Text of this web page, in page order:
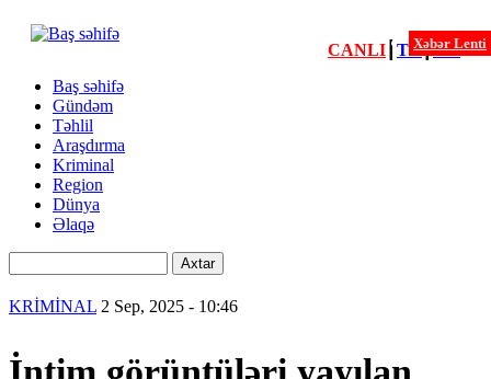
Xəbərlər
Xəbər Lenti
CANLI ┃ TV┃FM
Menu
second
Baş səhifə
Gündəm
Təhlil
Araşdırma
Kriminal
Region
Dünya
Əlaqə
KRİMİNAL 2 Sep, 2025 - 10:46